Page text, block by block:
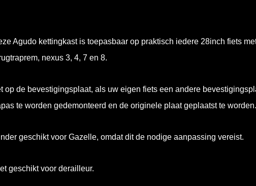
Agudo kettingkast is toepasbaar op praktisch iedere 28inch fiets
nexus 3, 4, 7 en 8.
op de bevestigingsplaat, als uw eigen fiets een andere
te worden gedemonteerd en de originele plaat geplaatst te worden.
geschikt voor Gazelle, omdat dit de nodige aanpassing vereist.
geschikt voor derailleur.